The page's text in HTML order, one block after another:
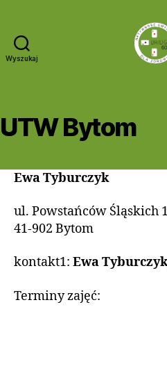
Wyszukaj
UTW Bytom
Ewa Tyburczyk
ul. Powstańców Śląskich
41-902 Bytom
kontakt1: Ewa
Terminy zajęć: